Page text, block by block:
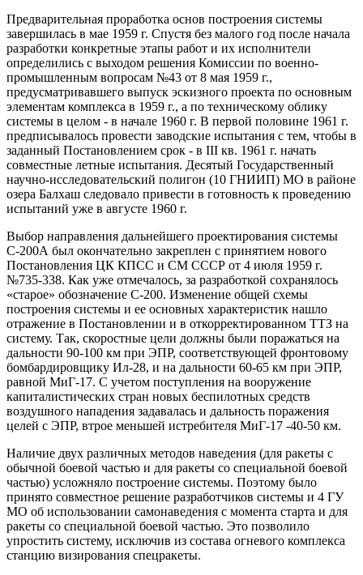
Предварительная проработка основ построения системы
завершилась в мае 1959 г. Спустя без малого год после начала
разработки конкретные этапы работ и их исполнители
определились с выходом решения Комиссии по военно-
промышленным вопросам №43 от 8 мая 1959 г.,
предусматривавшего выпуск эскизного проекта по основным
элементам комплекса в 1959 г., а по техническому облику
системы в целом - в начале 1960 г. В первой половине 1961 г.
предписывалось провести заводские испытания с тем, чтобы в
заданный Постановлением срок - в III кв. 1961 г. начать
совместные летные испытания. Десятый Государственный
научно-исследовательский полигон (10 ГНИИП) МО в районе
озера Балхаш следовало привести в готовность к проведению
испытаний уже в августе 1960 г.
Выбор направления дальнейшего проектирования системы
С-200А был окончательно закреплен с принятием нового
Постановления ЦК КПСС и СМ СССР от 4 июля 1959 г.
№735-338. Как уже отмечалось, за разработкой сохранялось
«старое» обозначение С-200. Изменение общей схемы
построения системы и ее основных характеристик нашло
отражение в Постановлении и в откорректированном ТТЗ на
систему. Так, скоростные цели должны были поражаться на
дальности 90-100 км при ЭПР, соответствующей фронтовому
бомбардировщику Ил-28, и на дальности 60-65 км при ЭПР,
равной МиГ-17. С учетом поступления на вооружение
капиталистических стран новых беспилотных средств
воздушного нападения задавалась и дальность поражения
целей с ЭПР, втрое меньшей истребителя МиГ-17 -40-50 км.
Наличие двух различных методов наведения (для ракеты с
обычной боевой частью и для ракеты со специальной боевой
частью) усложняло построение системы. Поэтому было
принято совместное решение разработчиков системы и 4 ГУ
МО об использовании самонаведения с момента старта и для
ракеты со специальной боевой частью. Это позволило
упростить систему, исключив из состава огневого комплекса
станцию визирования спецракеты.